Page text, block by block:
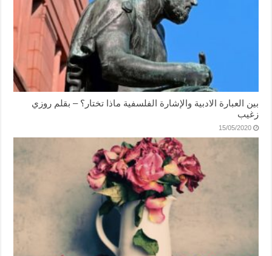
بين العبارة الادبية والإشارة الفلسفية ماذا تختار؟ – بقلم روزي
زغيب
15/05/2020